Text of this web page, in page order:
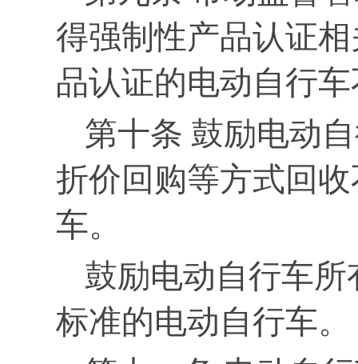
得强制性产品认证
品认证的电动自行
第十条 鼓励电动
折价回购等方式回
车。
鼓励电动自行车
标准的电动自行车。